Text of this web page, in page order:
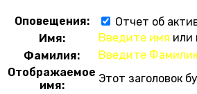
Оповещения: Отчет об
Имя:
Введите имя или
Фамилия:
Введите
Отображаемое
имя:
Этот заголовок